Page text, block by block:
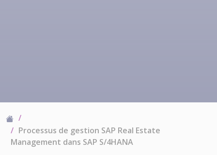
Processus de gestion SAP Real Estate
Management dans SAP S/4HANA